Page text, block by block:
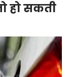
हो सकती